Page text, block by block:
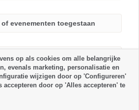
of evenementen toegestaan
toegestaan
op als cookies om alle belangrijke
evenals marketing, personalisatie en
wijzigen door op 'Configureren'
accepteren door op 'Alles accepteren' te